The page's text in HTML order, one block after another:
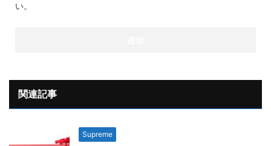
い。
関連記事
Supreme